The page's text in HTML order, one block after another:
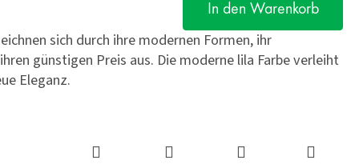
In den Warenkorb
sich durch ihre modernen Formen, ihr
günstigen Preis aus. Die moderne lila Farbe verleiht
Eleganz.